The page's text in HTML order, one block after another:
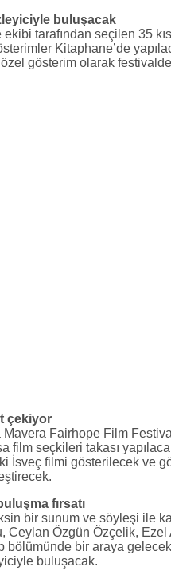
buluşacak
tarafından seçilen 35
Kitaphane’de
gösterim olarak
çekiyor
Mavera Fairhope Film
film seçkileri takası
İsveç filmi gösterilecek ve
fırsatı
bir sunum ve söyleşi ile
Ceylan Özgün Özçelik,
bölümünde bir araya
buluşacak.